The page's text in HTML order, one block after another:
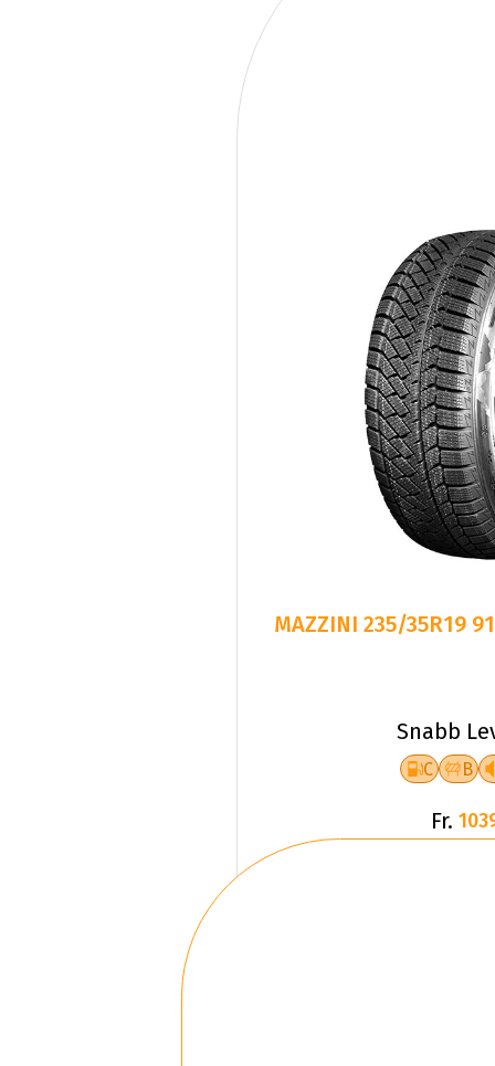
MAZZINI 235/35R19
Fr.